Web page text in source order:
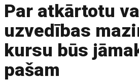
Par atkārtotu
uzvedības
kursu būs
pašam